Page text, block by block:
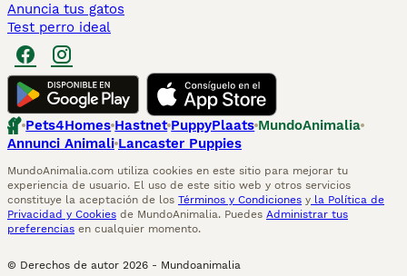
Anuncia tus gatos
Test perro ideal
Pets4Homes Hastnet PuppyPlaats MundoAnimalia
Annunci Animali Lancaster Puppies
MundoAnimalia.com utiliza cookies en este sitio para mejorar tu
experiencia de usuario. El uso de este sitio web y otros servicios
constituye la aceptación de los Términos y Condiciones y la Política de
Privacidad y Cookies de MundoAnimalia. Puedes Administrar tus
preferencias en cualquier momento.
© Derechos de autor 2026 - Mundoanimalia